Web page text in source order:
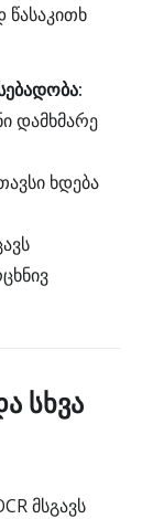
დამხმარე
ხდება
სხვა
მსგავს